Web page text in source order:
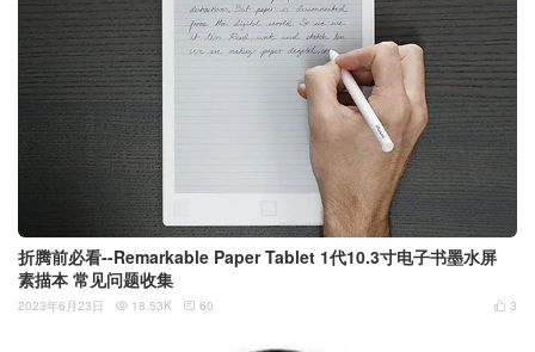
折腾前必看--Remarkable Paper Tablet 1代10.3寸电子书墨水屏
素描本 常见问题收集
 3
2023年6月23日  18.53K  60